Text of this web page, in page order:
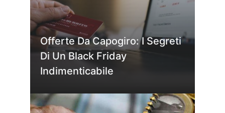
Offerte Da Capogiro: I Segreti
Di Un Black Friday
Indimenticabile